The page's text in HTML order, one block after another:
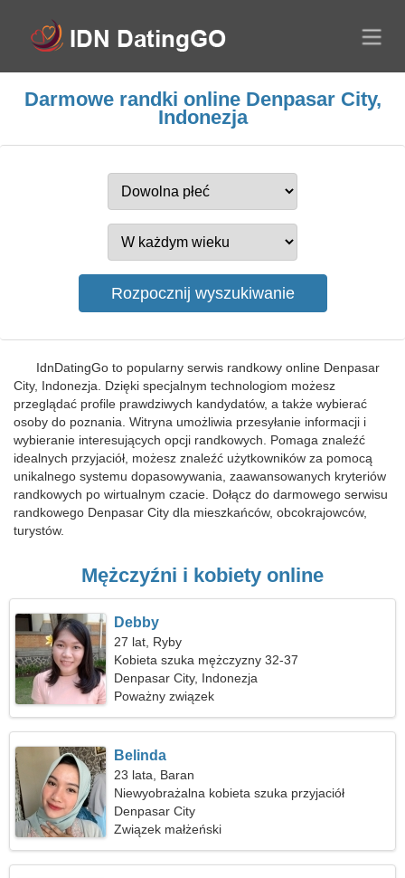
Darmowe randki online Denpasar City,
Indonezja
IdnDatingGo to popularny serwis randkowy online Denpasar
City, Indonezja. Dzięki specjalnym technologiom możesz
przeglądać profile prawdziwych kandydatów, a także wybierać
osoby do poznania. Witryna umożliwia przesyłanie informacji i
wybieranie interesujących opcji randkowych. Pomaga znaleźć
idealnych przyjaciół, możesz znaleźć użytkowników za pomocą
unikalnego systemu dopasowywania, zaawansowanych kryteriów
randkowych po wirtualnym czacie. Dołącz do darmowego serwisu
randkowego Denpasar City dla mieszkańców, obcokrajowców,
turystów.
Mężczyźni i kobiety online
Debby
27 lat, Ryby
Kobieta szuka mężczyzny 32-37
Denpasar City, Indonezja
Poważny związek
Belinda
23 lata, Baran
Niewyobrażalna kobieta szuka przyjaciół
Denpasar City
Związek małżeński